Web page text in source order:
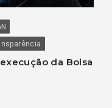
da Bolsa